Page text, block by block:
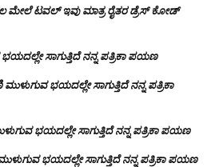
ಮೇಲೆ ಟವಲ್‌ ಇವು ಮಾತ್ರ ರೈತರ ಡ್ರೆಸ್‌ ಕೋಡ್
ಸಾಗುತ್ತಿದೆ ನನ್ನ ಪತ್ರಿಕಾ ಪಯಣ
ಭಯದಲ್ಲೇ ಸಾಗುತ್ತಿದೆ ನನ್ನ ಪತ್ರಿಕಾ
ಭಯದಲ್ಲೇ ಸಾಗುತ್ತಿದೆ ನನ್ನ ಪತ್ರಿಕಾ ಪಯಣ
ಭಯದಲ್ಲೇ ಸಾಗುತ್ತಿದೆ ನನ್ನ ಪತ್ರಿಕಾ ಪಯಣ